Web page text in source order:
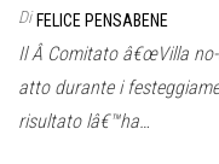
Di FELICE PENSABENE
Il Â Comitato â€œVilla
atto durante i
risultato lâ€™ha…